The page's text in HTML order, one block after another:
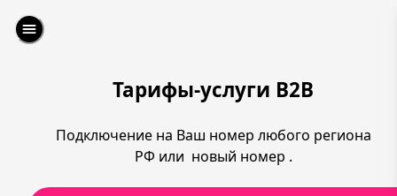
Тарифы-услуги B2B
Подключение на Ваш номер любого региона
РФ или новый номер .